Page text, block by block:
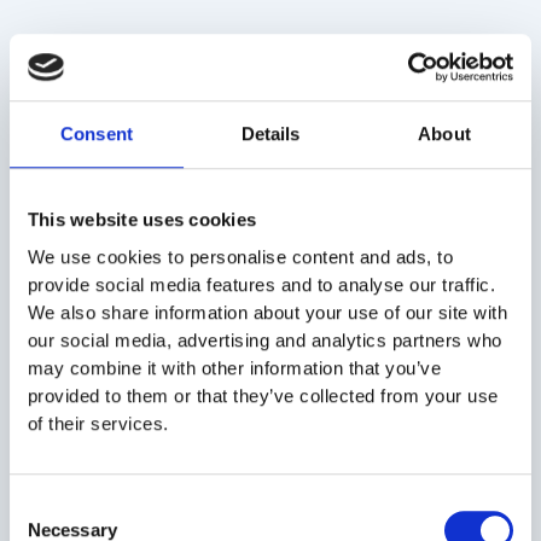
Consent Details About
This website uses cookies
We use cookies to personalise content and ads, to
provide social media features and to analyse our traffic.
We also share information about your use of our site with
our social media, advertising and analytics partners who
may combine it with other information that you’ve
provided to them or that they’ve collected from your use
of their services.
Selection
Necessary
Cum dai refresh cautarii unui job. Idei pe care
merita sa le pui in practica chiar de acum.
CITESTE ARTICOL